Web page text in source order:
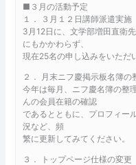
■３月の活動予定
１． ３月１２日講師派遣実施
3月12日に、文学部増田直衛
にもかかわらず、
現在25名の申し込みをいただ
２． 月末ニフ慶掲示板名簿の
今年は毎月、ニフ慶名簿の整
んの会員在籍の確認
であるとともに、プロフィー
況など、頻
繁に更新してみてください
３． トップページ仕様の変更